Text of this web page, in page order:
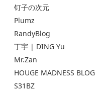
钉子の次元
Plumz
RandyBlog
丁宇 | DING Yu
Mr.Zan
HOUGE MADNESS BLOG
S31BZ